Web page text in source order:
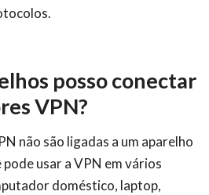
posso conectar
VPN?
não são ligadas a um aparelho
usar a VPN em vários
doméstico, laptop,